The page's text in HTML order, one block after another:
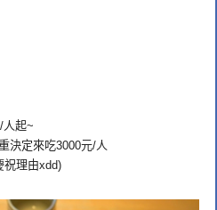
人起~
決定來吃3000元/人
祝理由xdd)